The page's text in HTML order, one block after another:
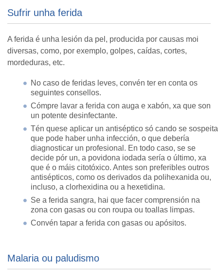
Sufrir unha ferida
A ferida é unha lesión da pel, producida por causas moi
diversas, como, por exemplo, golpes, caídas, cortes,
mordeduras, etc.
No caso de feridas leves, convén ter en conta os
seguintes consellos.
Cómpre lavar a ferida con auga e xabón, xa que son
un potente desinfectante.
Tén quese aplicar un antiséptico só cando se sospeita
que pode haber unha infección, o que debería
diagnosticar un profesional. En todo caso, se se
decide pór un, a povidona iodada sería o último, xa
que é o máis citotóxico. Antes son preferibles outros
antisépticos, como os derivados da polihexanida ou,
incluso, a clorhexidina ou a hexetidina.
Se a ferida sangra, hai que facer comprensión na
zona con gasas ou con roupa ou toallas limpas.
Convén tapar a ferida con gasas ou apósitos.
Malaria ou paludismo